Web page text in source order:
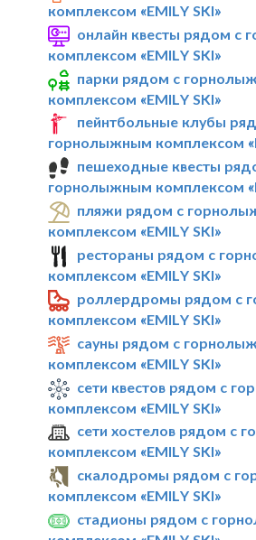
комплексом «EMILY SKI»
онлайн квесты рядом с
комплексом «EMILY SKI»
парки рядом с
комплексом «EMILY SKI»
пейнтбольные клубы
горнолыжным комплексом
пешеходные квесты
горнолыжным комплексом
пляжи рядом с
комплексом «EMILY SKI»
рестораны рядом с
комплексом «EMILY SKI»
роллердромы рядом с
комплексом «EMILY SKI»
сауны рядом с
комплексом «EMILY SKI»
сети квестов рядом с
комплексом «EMILY SKI»
сети хостелов рядом с
комплексом «EMILY SKI»
скалодромы рядом с
комплексом «EMILY SKI»
стадионы рядом с